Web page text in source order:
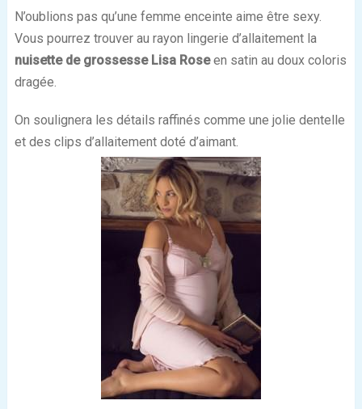
N’oublions pas qu’une femme enceinte aime être sexy.
Vous pourrez trouver au rayon lingerie d’allaitement la
nuisettede grossesse Lisa Roseen satin au doux coloris
dragée.
On soulignera les détails raffinés comme une jolie dentelle
et des clips d’allaitement doté d’aimant.